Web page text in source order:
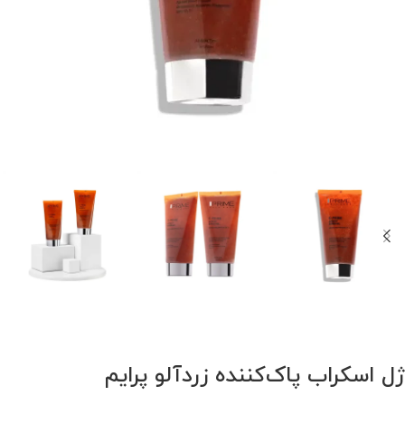
ژل اسکراب پاک‌کننده زردآلو پرایم